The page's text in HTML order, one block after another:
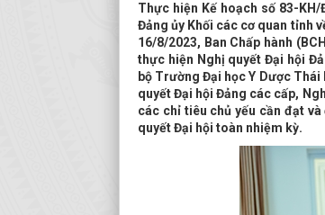
Thực hiện Kế hoạch số 83-
Đảng ủy Khối các cơ quan tỉnh
16/8/2023, Ban Chấp hành
thực hiện Nghị quyết Đại hội
bộ Trường Đại học Y Dược
quyết Đại hội Đảng các cấp,
các chỉ tiêu chủ yếu cần đạt
quyết Đại hội toàn nhiệm kỳ.